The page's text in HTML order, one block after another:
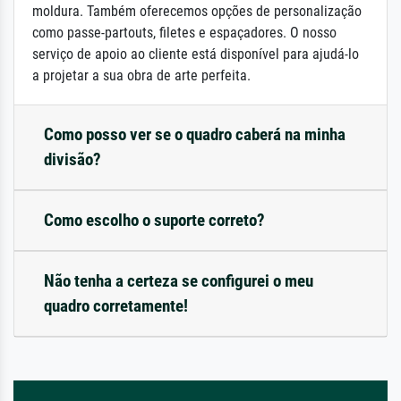
moldura. Também oferecemos opções de personalização
como passe-partouts, filetes e espaçadores. O nosso
serviço de apoio ao cliente está disponível para ajudá-lo
a projetar a sua obra de arte perfeita.
Como posso ver se o quadro caberá na minha
divisão?
Como escolho o suporte correto?
Não tenha a certeza se configurei o meu
quadro corretamente!